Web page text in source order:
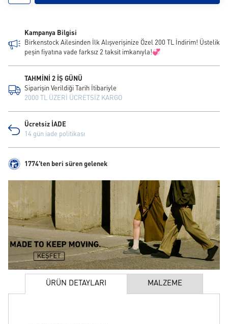
Kampanya Bilgisi
Birkenstock Ailesinden İlk Alışverişinize Özel 200 TL İndirim! Üstelik
peşin fiyatına vade farksız 2 taksit imkanıyla!💞
TAHMİNİ 2 İŞ GÜNÜ
Siparişin Verildiği Tarih İtibariyle
2000 TL ÜZERİ ÜCRETSİZ KARGO
Ücretsiz İADE
14 gün iade politikası
1774'ten beri süren gelenek
ÜRÜN DETAYLARI MALZEME